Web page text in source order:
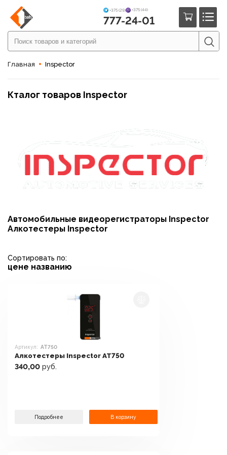
+375 (29) +375 (44)
777-24-01
Главная Inspector
Кталог товаров Inspector
Автомобильные видеорегистраторы Inspector
Алкотестеры Inspector
Сортировать по:
цене названию
Артикул: AT750
Алкотестеры Inspector AT750
340,00 руб.
Подробнее В корзину